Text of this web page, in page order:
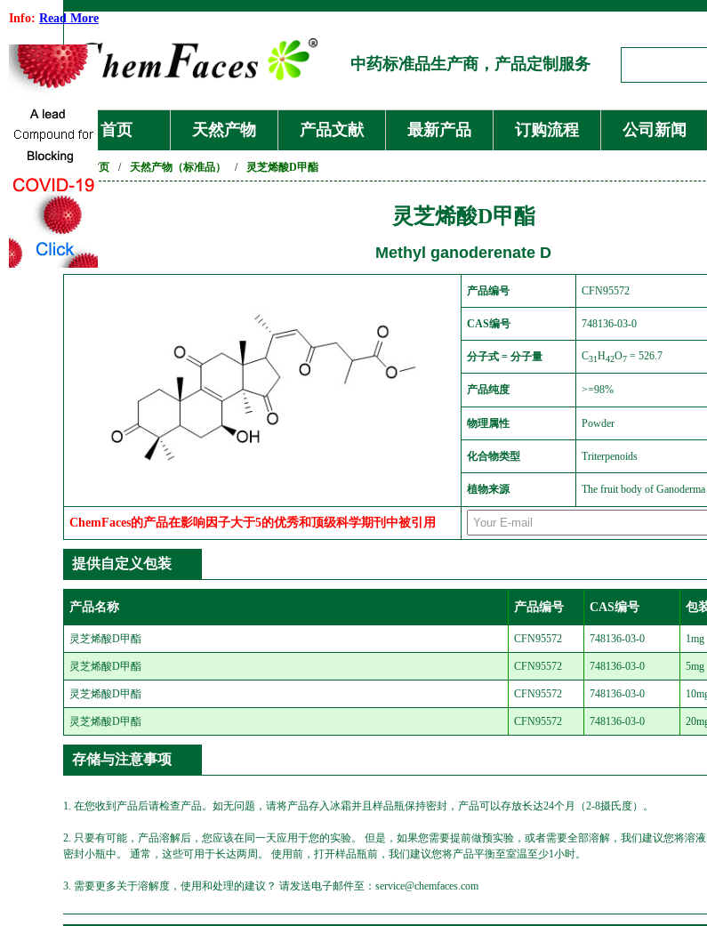
Info: Read More
中药标准品生产商，产品定制服务
首页 天然产物 产品文献 最新产品 订购流程 公司新闻
首页 / 天然产物（标准品） / 灵芝烯酸D甲酯
灵芝烯酸D甲酯
Methyl ganoderenate D
产品编号 CFN95572
CAS编号 748136-03-0
分子式 = 分子量 C31H42O7 = 526.7
产品纯度 >=98%
物理属性 Powder
化合物类型 Triterpenoids
植物来源 The fruit body of
ChemFaces的产品在影响因子大于5的优秀和顶级科学期刊中被引用
提供自定义包装
产品名称 产品编号 CAS编号 包
灵芝烯酸D甲酯 CFN95572 748136-03-0 1mg
灵芝烯酸D甲酯 CFN95572 748136-03-0 5mg
灵芝烯酸D甲酯 CFN95572 748136-03-0
灵芝烯酸D甲酯 CFN95572 748136-03-0
存储与注意事项
1. 在您收到产品后请检查产品。如无问题，请将产品存入冰霜并且样品瓶保持密封，产品可以存放长达24个月（2-8摄氏度）。
2. 只要有可能，产品溶解后，您应该在同一天应用于您的实验。 但是，如果您需要提前做预实验，或者需要全部溶解，我们建议您将溶
密封小瓶中。 通常，这些可用于长达两周。 使用前，打开样品瓶前，我们建议您将产品平衡至室温至少1小时。
3. 需要更多关于溶解度，使用和处理的建议？ 请发送电子邮件至：service@chemfaces.com